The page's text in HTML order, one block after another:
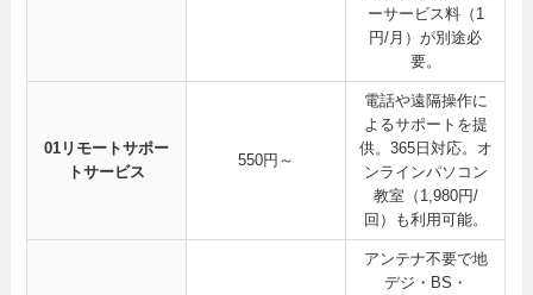
ーサービス料（1
円/月）が別途必
要。
01リモートサポー
トサービス
550円～
電話や遠隔操作に
よるサポートを提
供。365日対応。オ
ンラインパソコン
教室（1,980円/
回）も利用可能。
アンテナ不要で地
デジ・BS・